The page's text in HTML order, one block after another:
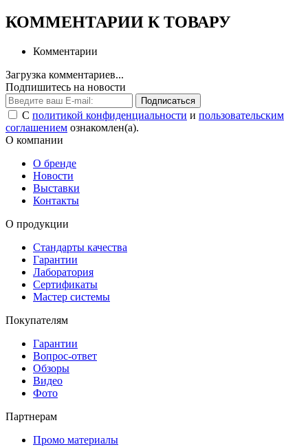
КОММЕНТАРИИ К ТОВАРУ
Комментарии
Загрузка комментариев...
Подпишитесь на новости
Подписаться
С политикой конфиденциальности и пользовательским
соглашением ознакомлен(а).
О компании
О бренде
Новости
Выставки
Контакты
О продукции
Стандарты качества
Гарантии
Лаборатория
Сертификаты
Мастер системы
Покупателям
Гарантии
Вопрос-ответ
Обзоры
Видео
Фото
Партнерам
Промо материалы